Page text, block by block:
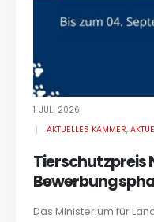
1. JULI 2026
AKTUELLES KAMMER,
Tierschutzpreis
Das Ministerium für